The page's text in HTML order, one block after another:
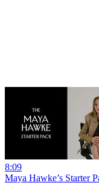
8:09
Maya Hawke’s Starter